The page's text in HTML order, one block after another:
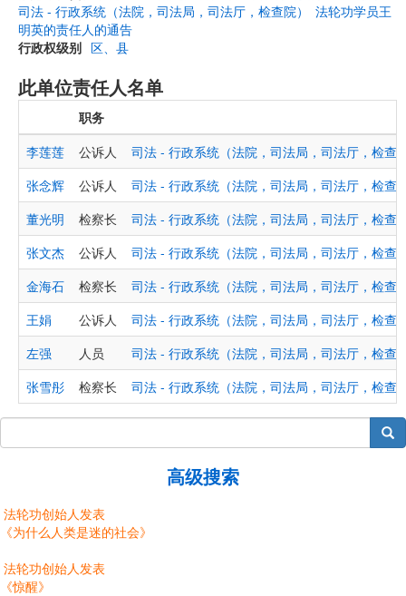
司法 - 行政系统（法院，司法局，司法厅，检查院）
法轮功学员王
明英的责任人的通告
行政权级别 区、县
此单位责任人名单
职务
李莲莲
公诉人
司法 - 行政系统（法院，司法局，司法厅，检查
张念辉
公诉人
司法 - 行政系统（法院，司法局，司法厅，检查
董光明
检察长
司法 - 行政系统（法院，司法局，司法厅，检查
张文杰
公诉人
司法 - 行政系统（法院，司法局，司法厅，检查
金海石
检察长
司法 - 行政系统（法院，司法局，司法厅，检查
王娟
公诉人
司法 - 行政系统（法院，司法局，司法厅，检查
左强
人员
司法 - 行政系统（法院，司法局，司法厅，检查
张雪彤
检察长 司法 - 行政系统（法院，司法局，司法厅，检查
搜索
高级搜索
法轮功创始人发表
《为什么人类是迷的社会》
法轮功创始人发表
《惊醒》